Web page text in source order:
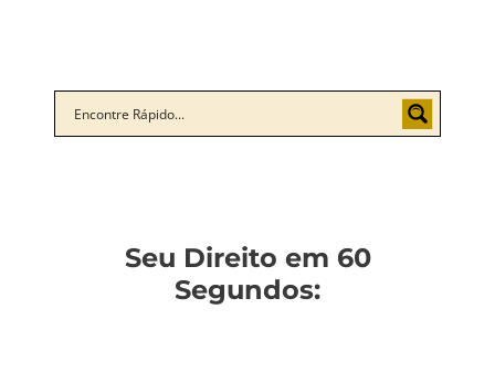
Seu Direito em 60
Segundos: